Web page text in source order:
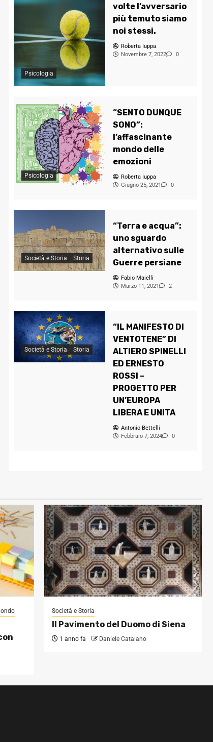
Psicologia
volte l’avversario
più temuto siamo
noi stessi.
Roberta Iuppa
Novembre 7, 2022
0
Psicologia
“SENTO DUNQUE
SONO”:
l’affascinante
mondo delle
emozioni
Roberta Iuppa
Giugno 25, 2021
0
Società e Storia Storia
“Terra e acqua”:
uno sguardo
alternativo sulle
Guerre persiane
Fabio Maielli
Marzo 11, 2021
2
Società e Storia Storia
“IL MANIFESTO DI
VENTOTENE” DI
ALTIERO SPINELLI
ED ERNESTO
ROSSI –
PROGETTO PER
UN’EUROPA
LIBERA E UNITA
Antonio Bettelli
Febbraio 7, 2024
0
Società e Storia
Il Pavimento del Duomo di Siena
1 anno fa Daniele Catalano